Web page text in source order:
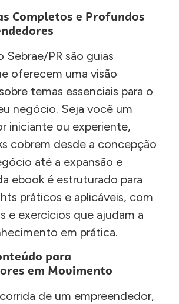
Completos e Profundos
Sebrae/PR são guias
oferecem uma visão
temas essenciais para o
negócio. Seja você um
iniciante ou experiente,
cobrem desde a concepção
até a expansão e
ebook é estruturado para
práticos e aplicáveis, com
e exercícios que ajudam a
em prática.
para
em Movimento
de um empreendedor,